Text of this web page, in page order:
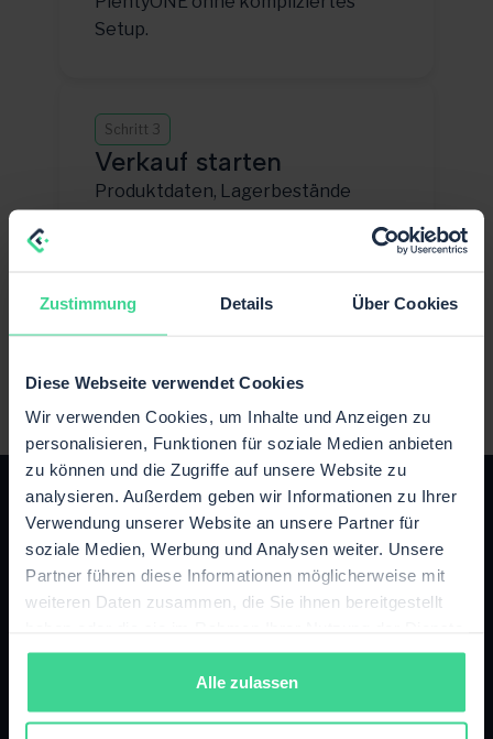
Zustimmung Details Über Cookies
Diese Webseite verwendet Cookies
Wir verwenden Cookies, um Inhalte und Anzeigen zu
personalisieren, Funktionen für soziale Medien anbieten
zu können und die Zugriffe auf unsere Website zu
analysieren. Außerdem geben wir Informationen zu Ihrer
Verwendung unserer Website an unsere Partner für
soziale Medien, Werbung und Analysen weiter. Unsere
Partner führen diese Informationen möglicherweise mit
weiteren Daten zusammen, die Sie ihnen bereitgestellt
gesammelt haben.
Alle zulassen
Setup.
Schritt 3
Verkauf starten
Produktdaten, Lagerbestände
— damit du direkt auf Bricomarché
Das passende Paket für dein